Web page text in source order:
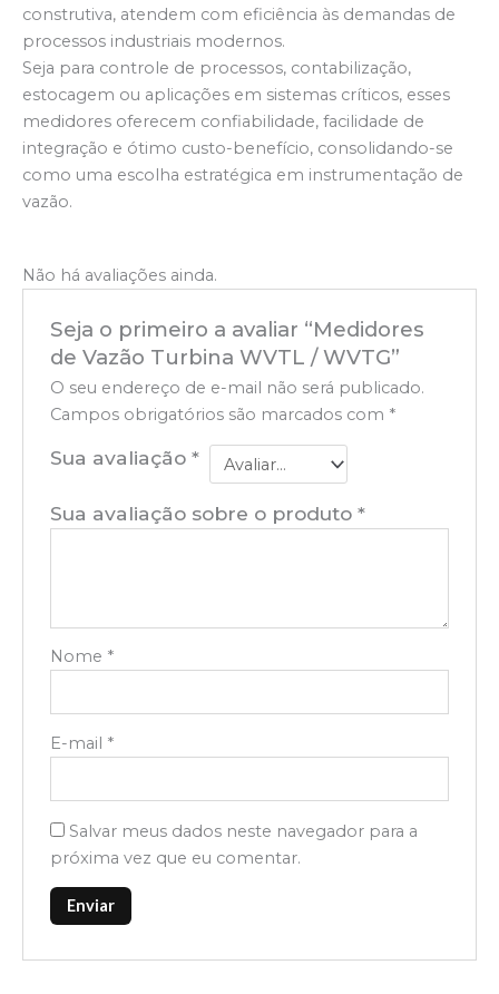
construtiva, atendem com eficiência às demandas de
processos industriais modernos.
Seja para controle de processos, contabilização,
estocagem ou aplicações em sistemas críticos, esses
medidores oferecem confiabilidade, facilidade de
integração e ótimo custo-benefício, consolidando-se
como uma escolha estratégica em instrumentação de
vazão.
Não há avaliações ainda.
Seja o primeiro a avaliar “Medidores
de Vazão Turbina WVTL / WVTG”
O seu endereço de e-mail não será publicado.
Campos obrigatórios são marcados com *
Sua avaliação*
Sua avaliação sobre o produto*
Nome *
E-mail *
Salvar meus dados neste navegador para a
próxima vez que eu comentar.